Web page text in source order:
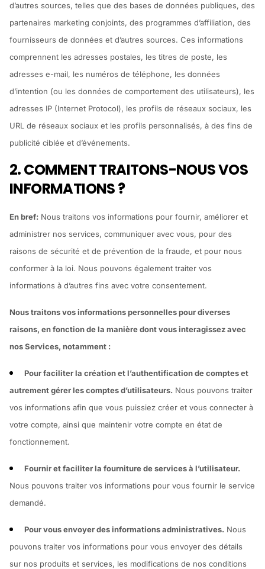
d’autres sources, telles que des bases de données publiques, des
partenaires marketing conjoints, des programmes d’affiliation, des
fournisseurs de données et d’autres sources. Ces informations
comprennent les adresses postales, les titres de poste, les
adresses e-mail, les numéros de téléphone, les données
d’intention (ou les données de comportement des utilisateurs), les
adresses IP (Internet Protocol), les profils de réseaux sociaux, les
URL de réseaux sociaux et les profils personnalisés, à des fins de
publicité ciblée et d’événements.
2. COMMENT TRAITONS-NOUS VOS
INFORMATIONS ?
En bref: Nous traitons vos informations pour fournir, améliorer et
administrer nos services, communiquer avec vous, pour des
raisons de sécurité et de prévention de la fraude, et pour nous
conformer à la loi. Nous pouvons également traiter vos
informations à d’autres fins avec votre consentement.
Nous traitons vos informations personnelles pour diverses
raisons, en fonction de la manière dont vous interagissez avec
nos Services, notamment :
Pour faciliter la création et l’authentification de comptes et
autrement gérer les comptes d’utilisateurs. Nous pouvons traiter
vos informations afin que vous puissiez créer et vous connecter à
votre compte, ainsi que maintenir votre compte en état de
fonctionnement.
Fournir et faciliter la fourniture de services à l’utilisateur.
Nous pouvons traiter vos informations pour vous fournir le service
demandé.
Pour vous envoyer des informations administratives. Nous
pouvons traiter vos informations pour vous envoyer des détails
sur nos produits et services, les modifications de nos conditions